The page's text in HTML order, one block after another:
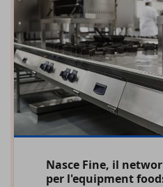
Nasce Fine, il
per l'equipment